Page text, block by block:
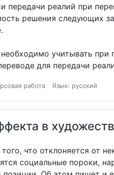
реалий при
решения следующих
учитывать при
для передачи
работа Язык: русский
в
что отклоняется от
социальные пороки,